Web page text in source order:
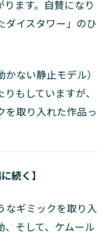
ます。自賛になり
ダイスタワー」のひ
ない静止モデル）
もしていますが、
を取り入れた作品っ
続く】
ギミックを取り入
そして、ケムール